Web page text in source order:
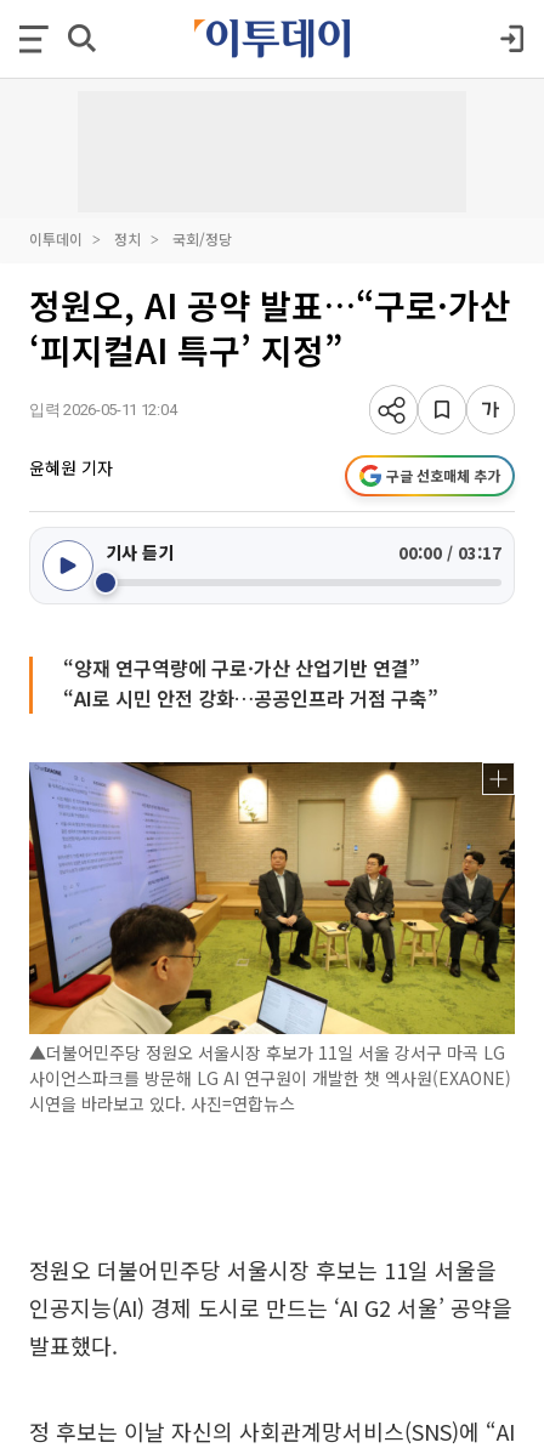
이투데이 정치 국회/정당
정원오, AI 공약 발표…“구로·가산
‘피지컬AI 특구’ 지정”
입력 2026-05-11 12:04
윤혜원 기자 구글 선호매체 추가
기사 듣기 00:00 / 03:17
“양재 연구역량에 구로·가산 산업기반 연결”
“AI로 시민 안전 강화…공공인프라 거점 구축”
▲더불어민주당 정원오 서울시장 후보가 11일 서울 강서구 마곡 LG
사이언스파크를 방문해 LG AI 연구원이 개발한 챗 엑사원(EXAONE)
시연을 바라보고 있다. 사진=연합뉴스
정원오 더불어민주당 서울시장 후보는 11일 서울을
인공지능(AI) 경제 도시로 만드는 ‘AI G2 서울’ 공약을
발표했다.
정 후보는 이날 자신의 사회관계망서비스(SNS)에 “AI